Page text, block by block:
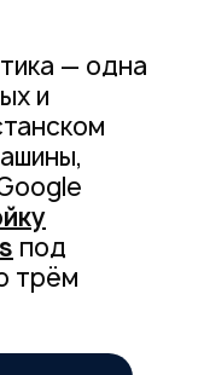
— одна
и
под
трём